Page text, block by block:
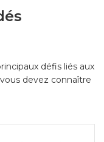
défis liés aux
devez connaître